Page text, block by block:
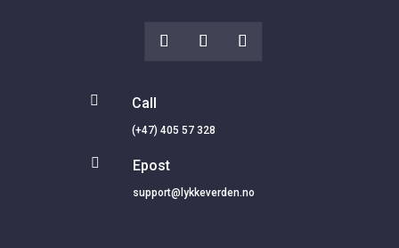
 Call
(+47) 405 57 328
 Epost
support@lykkeverden.no